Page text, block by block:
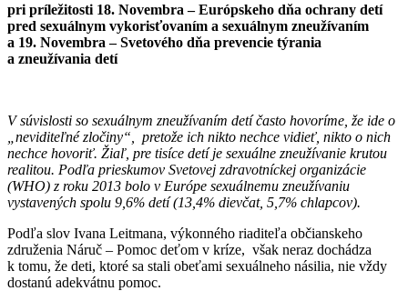
pri príležitosti 18. Novembra – Európskeho dňa ochrany detí
pred sexuálnym vykorisťovaním a sexuálnym zneužívaním
a 19. Novembra – Svetového dňa prevencie týrania
a zneužívania detí
V súvislosti so sexuálnym zneužívaním detí často hovoríme, že ide o
„neviditeľné zločiny“, pretože ich nikto nechce vidieť, nikto o nich
nechce hovoriť. Žiaľ, pre tisíce detí je sexuálne zneužívanie krutou
realitou. Podľa prieskumov Svetovej zdravotníckej organizácie
(WHO) z roku 2013 bolo v Európe sexuálnemu zneužívaniu
vystavených spolu 9,6% detí (13,4% dievčat, 5,7% chlapcov).
Podľa slov Ivana Leitmana, výkonného riaditeľa občianskeho
združenia Náruč – Pomoc deťom v kríze, však neraz dochádza
k tomu, že deti, ktoré sa stali obeťami sexuálneho násilia, nie vždy
dostanú adekvátnu pomoc.